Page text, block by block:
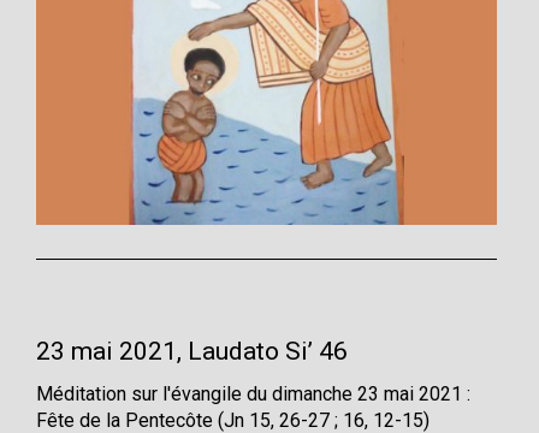
23 mai 2021, Laudato Si’ 46
Méditation sur l'évangile du dimanche 23 mai 2021 :
Fête de la Pentecôte (Jn 15, 26-27 ; 16, 12-15)